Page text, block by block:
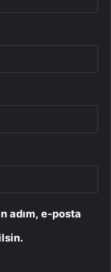
adım, e-posta